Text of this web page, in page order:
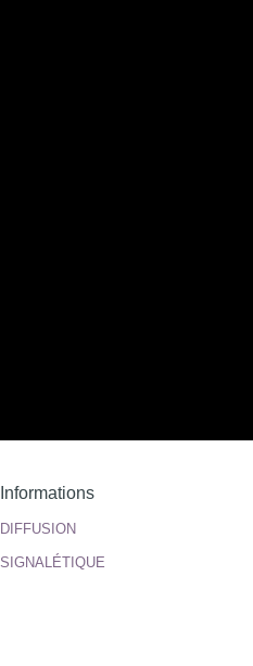
Informations
DIFFUSION
SIGNALÉTIQUE